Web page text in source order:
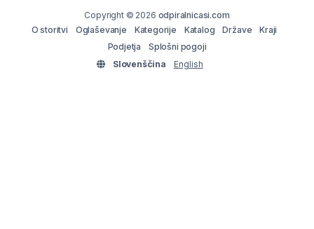
Copyright © 2026 odpiralnicasi.com
O storitvi
Oglaševanje Kategorije Katalog Države
Kraji
Podjetja
Splošni pogoji
Slovenščina
English